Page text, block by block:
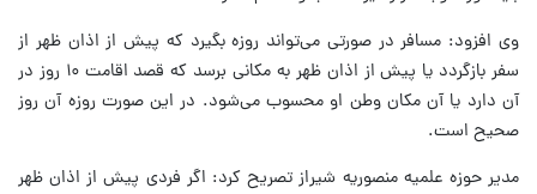
وی افزود: مسافر در صورتی می‌تواند روزه بگیرد که پیش از اذان ظهر از
سفر بازگردد یا پیش از اذان ظهر به مکانی برسد که قصد اقامت ۱۰ روز در
آن دارد یا آن مکان وطن او محسوب می‌شود. در این صورت روزه آن روز
صحیح است.
مدیر حوزه علمیه منصوریه شیراز تصریح کرد: اگر فردی پیش از اذان ظهر